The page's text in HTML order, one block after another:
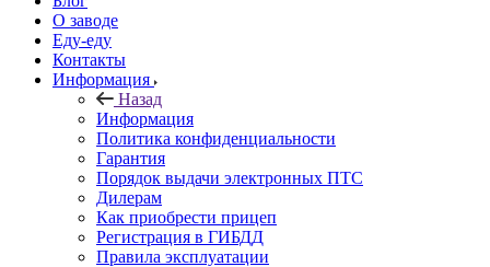
О заводе
Еду-еду
Контакты
Информация
Назад
Информация
Политика конфиденциальности
Гарантия
Порядок выдачи электронных ПТС
Дилерам
Как приобрести прицеп
Регистрация в ГИБДД
Правила эксплуатации